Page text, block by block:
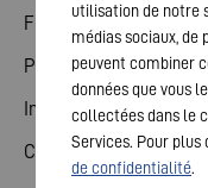
Financial calendar
Publications
Investor contact
Corporate governance
utilisation de notre
médias sociaux, de
peuvent combiner
données que vous
collectées dans le
Services. Pour
de confidentialité.